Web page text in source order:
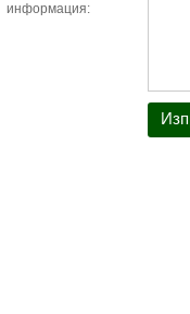
информация: